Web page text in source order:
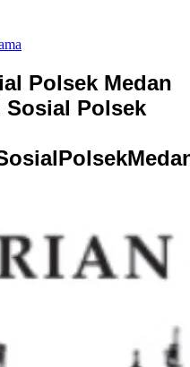
ma
Polsek Medan
Sosial Polsek
osialPolsekMeda